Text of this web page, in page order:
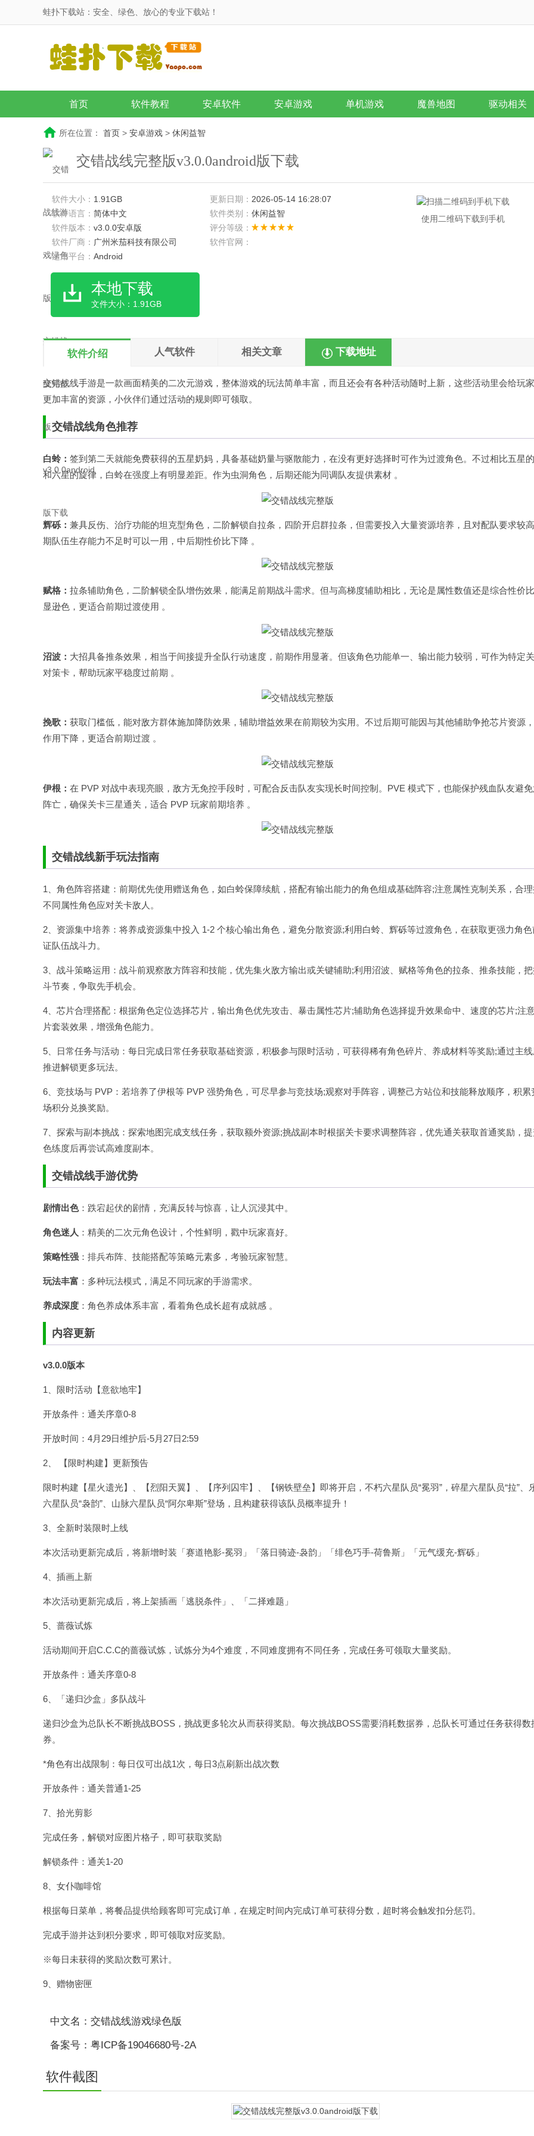
蛙扑下载站：安全、绿色、放心的专业下载站！
首页 软件教程 安卓软件 安卓游戏 单机游戏 魔兽地图 驱动相关
所在位置： 首页 > 安卓游戏 > 休闲益智
交错战线完整版v3.0.0android版下载
软件大小： 1.91GB 更新日期： 2026-05-14 16:28:07
软件语言： 简体中文 软件类别： 休闲益智
软件版本： v3.0.0安卓版
评分等级：
软件厂商： 广州米茄科技有限公司
软件官网：
适用平台： Android
本地下载
文件大小：1.91GB
使用二维码下载到手机
软件介绍 人气软件 相关文章 下载地址
交错战线手游是一款画面精美的二次元游戏，整体游戏的玩法简单丰富，而且还会有各种活动随时上新，这些活动里会给玩
更加丰富的资源，小伙伴们通过活动的规则即可领取。
交错战线角色推荐
白蛉： 签到第二天就能免费获得的五星奶妈，具备基础奶量与驱散能力，在没有更好选择时可作为过渡角色。不过相比五星
和六星的旋律，白蛉在强度上有明显差距。作为虫洞角色，后期还能为同调队友提供素材 。​
辉砾： 兼具反伤、治疗功能的坦克型角色，二阶解锁自拉条，四阶开启群拉条，但需要投入大量资源培养，且对配队要求较
期队伍生存能力不足时可以一用，中后期性价比下降 。​
赋格： 拉条辅助角色，二阶解锁全队增伤效果，能满足前期战斗需求。但与高梯度辅助相比，无论是属性数值还是综合性价
显逊色，更适合前期过渡使用 。​
沼波： 大招具备推条效果，相当于间接提升全队行动速度，前期作用显著。但该角色功能单一、输出能力较弱，可作为特定
对策卡，帮助玩家平稳度过前期 。​
挽歌： 获取门槛低，能对敌方群体施加降防效果，辅助增益效果在前期较为实用。不过后期可能因与其他辅助争抢芯片资源
作用下降，更适合前期过渡 。​
伊根： 在 PVP 对战中表现亮眼，敌方无免控手段时，可配合反击队友实现长时间控制。PVE 模式下，也能保护残血队友避
阵亡，确保关卡三星通关，适合 PVP 玩家前期培养 。
交错战线新手玩法指南
1、角色阵容搭建：前期优先使用赠送角色，如白蛉保障续航，搭配有输出能力的角色组成基础阵容;注意属性克制关系，合
不同属性角色应对关卡敌人。​
2、资源集中培养：将养成资源集中投入 1-2 个核心输出角色，避免分散资源;利用白蛉、辉砾等过渡角色，在获取更强力角
证队伍战斗力。​
3、战斗策略运用：战斗前观察敌方阵容和技能，优先集火敌方输出或关键辅助;利用沼波、赋格等角色的拉条、推条技能，
斗节奏，争取先手机会。​
4、芯片合理搭配：根据角色定位选择芯片，输出角色优先攻击、暴击属性芯片;辅助角色选择提升效果命中、速度的芯片;注
片套装效果，增强角色能力。​
5、日常任务与活动：每日完成日常任务获取基础资源，积极参与限时活动，可获得稀有角色碎片、养成材料等奖励;通过主
推进解锁更多玩法。​
6、竞技场与 PVP：若培养了伊根等 PVP 强势角色，可尽早参与竞技场;观察对手阵容，调整己方站位和技能释放顺序，积累
场积分兑换奖励。​
7、探索与副本挑战：探索地图完成支线任务，获取额外资源;挑战副本时根据关卡要求调整阵容，优先通关获取首通奖励，
色练度后再尝试高难度副本。
交错战线手游优势
剧情出色：跌宕起伏的剧情，充满反转与惊喜，让人沉浸其中。
角色迷人 ：精美的二次元角色设计，个性鲜明，戳中玩家喜好。
策略性强 ：排兵布阵、技能搭配等策略元素多，考验玩家智慧。
玩法丰富 ：多种玩法模式，满足不同玩家的手游需求。
养成深度 ：角色养成体系丰富，看着角色成长超有成就感 。
内容更新
v3.0.0版本
1、限时活动【意欲地牢】
开放条件：通关序章0-8
开放时间：4月29日维护后-5月27日2:59
2、 【限时构建】更新预告
限时构建【星火遗光】、【烈阳天翼】、【序列囚牢】、【钢铁壁垒】即将开启，不朽六星队员“冕羽”，碎星六星队员“拉”、
六星队员“袅韵”、山脉六星队员“阿尔卑斯”登场，且构建获得该队员概率提升！
3、全新时装限时上线
本次活动更新完成后，将新增时装「赛道艳影-冕羽」「落日骑迹-袅韵」「绯色巧手-荷鲁斯」「元气缓充-辉砾」
4、插画上新
本次活动更新完成后，将上架插画「逃脱条件」、「二择难题」
5、蔷薇试炼
活动期间开启C.C.C的蔷薇试炼，试炼分为4个难度，不同难度拥有不同任务，完成任务可领取大量奖励。
开放条件：通关序章0-8
6、「递归沙盒」多队战斗
递归沙盒为总队长不断挑战BOSS，挑战更多轮次从而获得奖励。每次挑战BOSS需要消耗数据券，总队长可通过任务获得数
券。
*角色有出战限制：每日仅可出战1次，每日3点刷新出战次数
开放条件：通关普通1-25
7、拾光剪影
完成任务，解锁对应图片格子，即可获取奖励
解锁条件：通关1-20
8、女仆咖啡馆
根据每日菜单，将餐品提供给顾客即可完成订单，在规定时间内完成订单可获得分数，超时将会触发扣分惩罚。
完成手游并达到积分要求，即可领取对应奖励。
※每日未获得的奖励次数可累计。
9、赠物密匣
中文名：交错战线游戏绿色版
备案号：粤ICP备19046680号-2A
软件截图